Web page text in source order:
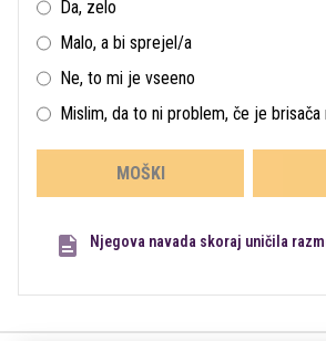
Da, zelo
Malo, a bi sprejel/a
Ne, to mi je vseeno
Mislim, da to ni problem, če je brisača
MOŠKI
Njegova navada skoraj uničila